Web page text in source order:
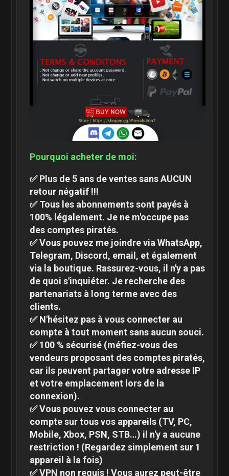
Pourquoi acheter de moi:
✅ Plus de 5 ans de ventes sans AUCUN
retour négatif !!!
✅ Tous les abonnements sont payés à
100% légalement. Je ne m'occupe pas
des comptes piratés.
✅ Vous pouvez me joindre via WhatsApp,
Telegram, Discord, email, et également
via la boutique. Rassurez-vous, il n'y a pas
de quoi s'inquiéter. Je recherche des
partenariats à long terme avec des
clients.
✅ N'hésitez pas à vous connecter au
compte à tout moment sans aucun souci.
✅ 100 % sécurisé (méfiez-vous des
vendeurs proposant des comptes piratés,
car ils peuvent partager votre adresse IP
et votre emplacement lors de la
connexion).
✅ Vous pouvez vous connecter au
compte sur tous vos appareils (TV, PC,
Mobile, Xbox, PSN, STB…) il n'y a aucune
restriction ! (Regardez simplement sur 1
appareil à la fois)
✅ VPN non requis ! Vous aurez peut-être